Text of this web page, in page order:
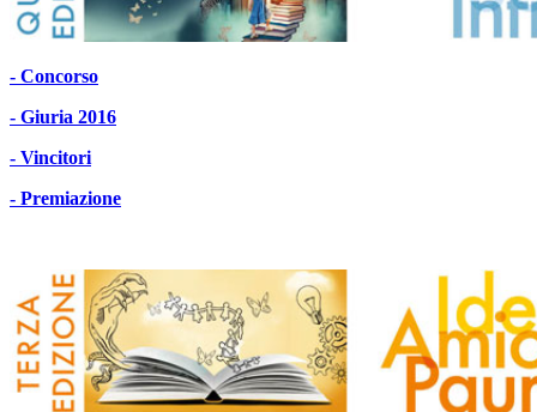
- Concorso
- Giuria 2016
- Vincitori
- Premiazione